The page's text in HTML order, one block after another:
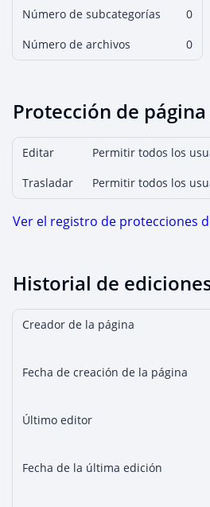
Número de subcategorías
0
Número de archivos
0
Protección de página
Editar
Permitir todos los
Trasladar
Permitir todos los
Ver el registro de protecciones
Historial de
Creador de la página
Fecha de creación de la página
Último editor
Fecha de la última edición